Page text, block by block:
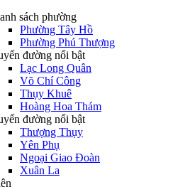
sách phường
Phường Tây Hồ
Phường Phú Thượng
đường nổi bật
Lạc Long Quân
Võ Chí Công
Thụy Khuê
Hoàng Hoa Thám
đường nổi bật
Thượng Thụy
Yên Phụ
Ngoại Giao Đoàn
Xuân La